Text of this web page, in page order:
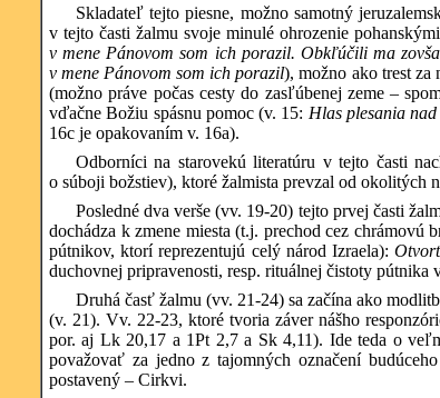
Skladateľ tejto piesne, možno samotný
v tejto časti žalmu svoje minulé ohrozenie
v mene Pánovom som ich porazil. Obkľúčili ma
v mene Pánovom som ich porazil), možno ako trest za
(možno práve počas cesty do zasľúbenej zeme –
vďačne Božiu spásnu pomoc (v. 15: Hlas plesania
16c je opakovaním v. 16a).
Odborníci na starovekú literatúru v tejto časti
o súboji božstiev), ktoré žalmista prevzal od okolitých
Posledné dva verše (vv. 19-20) tejto prvej časti
dochádza k zmene miesta (t.j. prechod cez
pútnikov, ktorí reprezentujú celý národ Izraela):
duchovnej pripravenosti, resp. rituálnej čistoty pútnika
Druhá časť žalmu (vv. 21-24) sa začína ako
(v. 21). Vv. 22-23, ktoré tvoria záver nášho
por. aj Lk 20,17 a 1Pt 2,7 a Sk 4,11). Ide teda o
považovať za jedno z tajomných označení
postavený – Cirkvi.